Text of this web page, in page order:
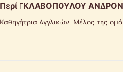
Περί ΓΚΛΑΒΟΠΟΥΛΟΥ
Καθηγήτρια Αγγλικών. Μέλος της